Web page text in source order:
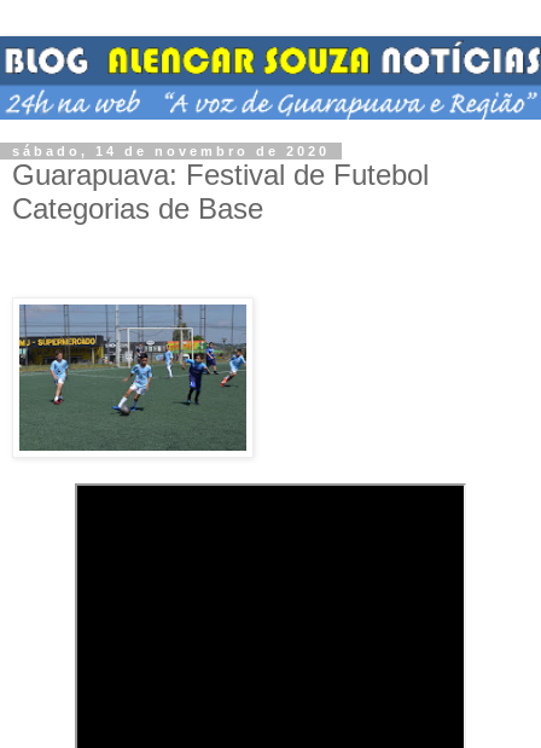
sábado, 14 de novembro de 2020
Guarapuava: Festival de Futebol
Categorias de Base